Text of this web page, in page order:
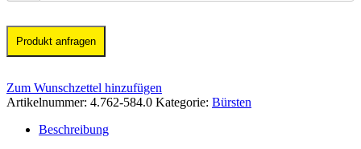
Produkt anfragen
Zum Wunschzettel hinzufügen
Artikelnummer: 4.762-584.0 Kategorie: Bürsten
Beschreibung